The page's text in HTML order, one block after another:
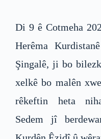
Di 9 ê Cotmeha
Herêma
Şingalê, ji bo
xelkê bo malên
rêkeftin heta
Sedem jî